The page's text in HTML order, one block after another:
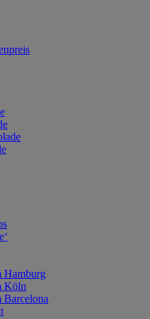
Hamburg
Köln
Barcelona